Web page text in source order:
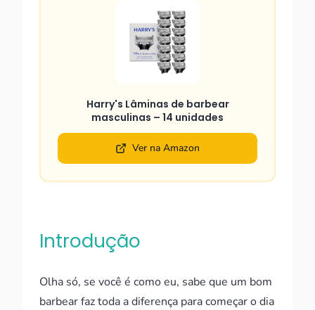
Harry's Lâminas de barbear
masculinas – 14 unidades
Ver na Amazon
Introdução
Olha só, se você é como eu, sabe que um bom
barbear faz toda a diferença para começar o dia